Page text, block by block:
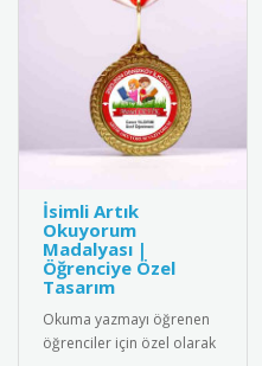
İsimli Artık
Okuyorum
Madalyası |
Öğrenciye Özel
Tasarım
Okuma yazmayı öğrenen
öğrenciler için özel olarak